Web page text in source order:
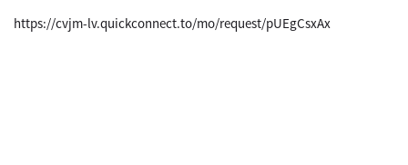
https://cvjm-lv.quickconnect.to/mo/request/pUEgCsxAx